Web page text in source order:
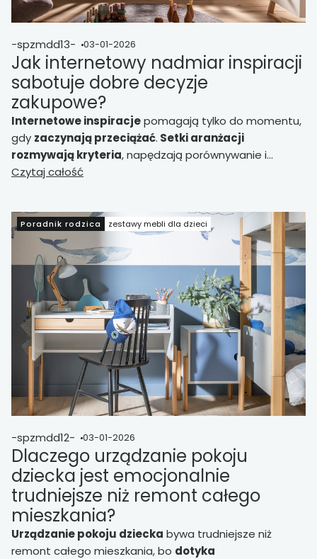
-spzmdd13- 03-01-2026
Jak internetowy nadmiar inspiracji
sabotuje dobre decyzje
zakupowe?
Internetowe inspiracjepomagają tylko do momentu,
gdy zaczynają przeciążać. Setki aranżacji
rozmywają kryteria, napędzają porównywanie i
skłaniają do zakupów „pod zdjęcie”, bez kontroli skali i
Czytaj całość
Poradnik rodzica zestawy mebli dla dzieci
-spzmdd12- 03-01-2026
Dlaczego urządzanie pokoju
dziecka jest emocjonalnie
trudniejsze niż remont całego
mieszkania?
Urządzanie pokoju dziecka bywa trudniejsze niż
remont całego mieszkania, bo dotyka